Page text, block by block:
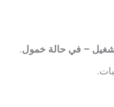
– في حالة خمول.